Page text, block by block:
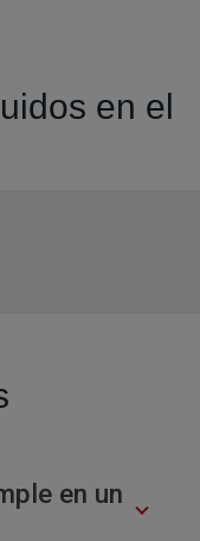
en el
en un